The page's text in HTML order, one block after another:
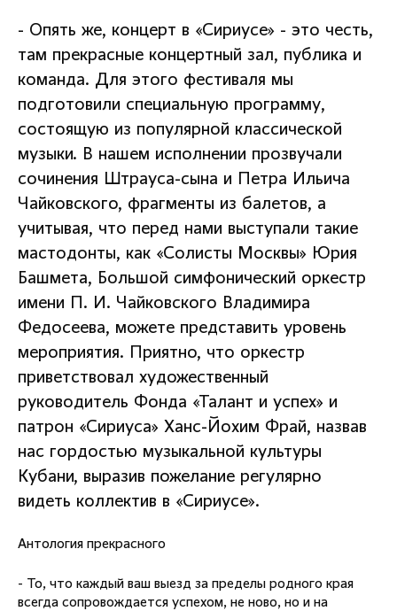
- Опять же, концерт в «Сириусе» - это честь,
там прекрасные концертный зал, публика и
команда. Для этого фестиваля мы
подготовили специальную программу,
состоящую из популярной классической
музыки. В нашем исполнении прозвучали
сочинения Штрауса-сына и Петра Ильича
Чайковского, фрагменты из балетов, а
учитывая, что перед нами выступали такие
мастодонты, как «Солисты Москвы» Юрия
Башмета, Большой симфонический оркестр
имени П. И. Чайковского Владимира
Федосеева, можете представить уровень
мероприятия. Приятно, что оркестр
приветствовал художественный
руководитель Фонда «Талант и успех» и
патрон «Сириуса» Ханс-Йохим Фрай, назвав
нас гордостью музыкальной культуры
Кубани, выразив пожелание регулярно
видеть коллектив в «Сириусе».
Антология прекрасного
- То, что каждый ваш выезд за пределы родного края
всегда сопровождается успехом, не ново, но и на